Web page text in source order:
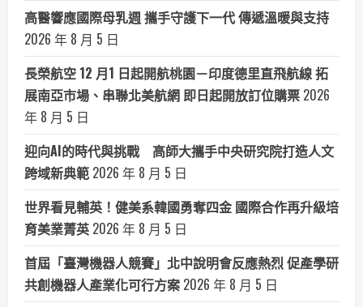
高醫響應國際母乳週 攜手守護下一代 傳遞溫暖與支持
2026 年 8 月 5 日
長榮航空 12 月1 日起開航桃園－印度德里直飛航線 拓
展南亞市場、串聯北美航網 即日起開放訂位購票 2026
年 8 月 5 日
迎向AI的時代與挑戰 高師大攜手中央研究院打造人文
跨域新典範 2026 年 8 月 5 日
世界看見輔英！健美系韓國勇奪四金 國際合作再升級培
育美業菁英 2026 年 8 月 5 日
首屆「臺灣機器人競賽」北中說明會反應熱烈 促產學研
共創機器人產業化可行方案 2026 年 8 月 5 日